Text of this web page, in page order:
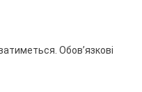
Обов’язкові